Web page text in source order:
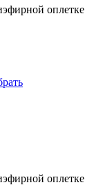
оплетке
оплетке